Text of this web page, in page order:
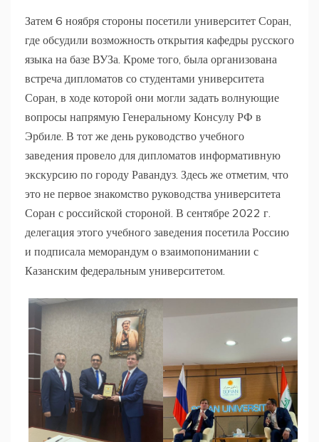
Затем 6 ноября стороны посетили университет Соран,
где обсудили возможность открытия кафедры русского
языка на базе ВУЗа. Кроме того, была организована
встреча дипломатов со студентами университета
Соран, в ходе которой они могли задать волнующие
вопросы напрямую Генеральному Консулу РФ в
Эрбиле. В тот же день руководство учебного
заведения провело для дипломатов информативную
экскурсию по городу Равандуз. Здесь же отметим, что
это не первое знакомство руководства университета
Соран с российской стороной. В сентябре 2022 г.
делегация этого учебного заведения посетила Россию
и подписала меморандум о взаимопонимании с
Казанским федеральным университетом.